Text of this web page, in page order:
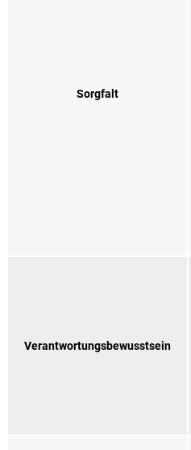
Sorgfalt
Verantwortungsbewusstsein